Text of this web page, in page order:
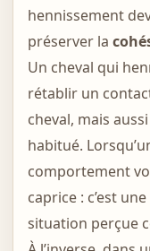
hennissement
préserver la
Un cheval qui
rétablir un
cheval, mais
habitué.
comportement
caprice : c’est
situation perçue